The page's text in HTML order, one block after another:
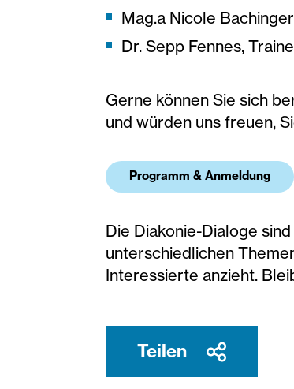
Mag.a Nicole
Dr. Sepp Fennes,
Gerne können Sie sich
und würden uns freuen,
Programm & Anmeldung
Die Diakonie-Dialoge
unterschiedlichen
Interessierte anzieht.
Teilen